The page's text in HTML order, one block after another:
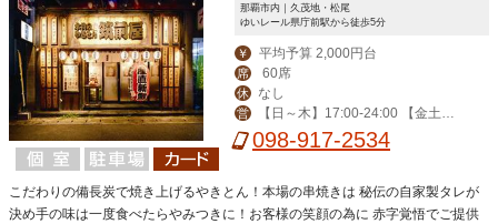
那覇市内｜久茂地・松尾
ゆいレール県庁前駅から徒歩5分
￥ 平均予算 2,000円台
席 60席
休 なし
営
【日～木】17:00-24:00 【金土祝
前日】-翌3:00 ※2019年2月より営業
098-917-2534
こだわりの備長炭で焼き上げるやきとん！本場の串焼きは 秘伝の自家製タレが
決め手の味は一度食べたらやみつきに！お客様の笑顔の為に 赤字覚悟でご提供